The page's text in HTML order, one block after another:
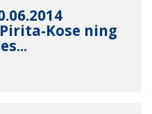
Kose ning